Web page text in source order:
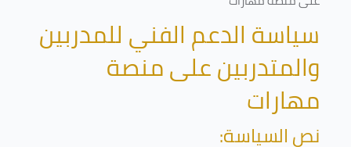
سياسة الدعم الفني للمدربين
والمتدربين على منصة
مهارات
نص السياسة: